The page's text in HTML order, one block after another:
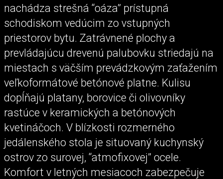
nachádza strešná “oáza” prístupná
schodiskom vedúcim zo vstupných
priestorov bytu. Zatrávnené plochy a
prevládajúcu drevenú palubovku striedajú na
miestach s väčším prevádzkovým zaťažením
veľkoformátové betónové platne. Kulisu
dopĺňajú platany, borovice či olivovníky
rastúce v keramických a betónových
kvetináčoch. V blízkosti rozmerného
jedálenského stola je situovaný kuchynský
ostrov zo surovej, “atmofixovej” ocele.
Komfort v letných mesiacoch zabezpečuje